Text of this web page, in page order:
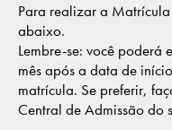
Para realizar a
abaixo.
Lembre-se: você poderá
mês após a data de
matrícula. Se preferir,
Central de Admissão do